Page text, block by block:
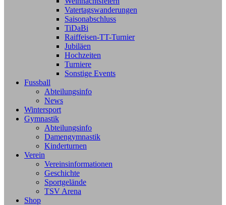
Vatertagswanderungen
Saisonabschluss
TiDaBi
Raiffeisen-TT-Turnier
Jubiläen
Hochzeiten
Turniere
Sonstige Events
Fussball
Abteilungsinfo
News
Wintersport
Gymnastik
Abteilungsinfo
Damengymnastik
Kinderturnen
Verein
Vereinsinformationen
Geschichte
Sportgelände
TSV Arena
Shop